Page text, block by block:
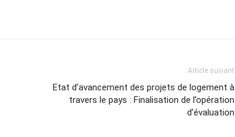
Article suivant
Etat d’avancement des projets de logement à
travers le pays : Finalisation de l’opération
d’évaluation